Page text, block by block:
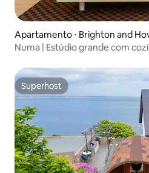
Apartamento ⋅ Brighton and
Numa | Estúdio grande com
Superhost
Superhost